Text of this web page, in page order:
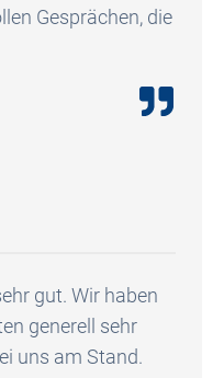
Gesprächen, die
gut. Wir haben
generell sehr
uns am Stand.